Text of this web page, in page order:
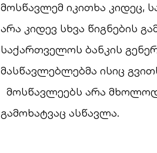
მოსწავლემ იკითხა კიდეც,
არა კიდევ სხვა წიგნების
საქართველოს ბანკის
მასწავლებლებმა ისიც
მოსწავლეებს არა მხოლოდ
გამოხატვაც ასწავლა.